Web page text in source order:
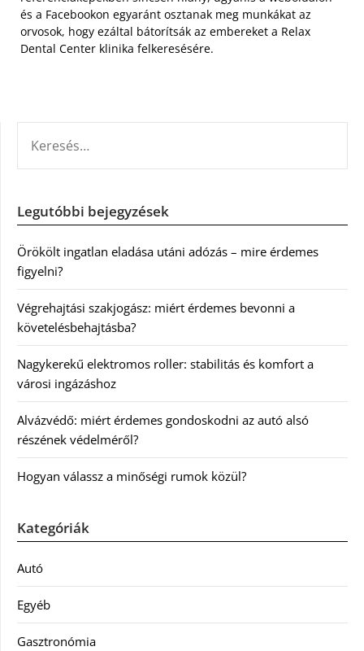
és a Facebookon egyaránt osztanak meg munkákat az
orvosok, hogy ezáltal bátorítsák az embereket a Relax
Dental Center klinika felkeresésére.
Legutóbbi bejegyzések
Örökölt ingatlan eladása utáni adózás – mire érdemes
figyelni?
Végrehajtási szakjogász: miért érdemes bevonni a
követelésbehajtásba?
Nagykerekű elektromos roller: stabilitás és komfort a
városi ingázáshoz
Alvázvédő: miért érdemes gondoskodni az autó alsó
részének védelméről?
Hogyan válassz a minőségi rumok közül?
Kategóriák
Autó
Egyéb
Gasztronómia